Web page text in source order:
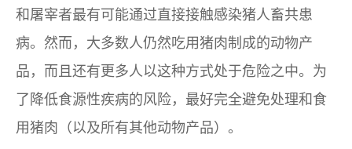
和屠宰者最有可能通过直接接触感染猪人畜共患
病。然而，大多数人仍然吃用猪肉制成的动物产
品，而且还有更多人以这种方式处于危险之中。为
了降低食源性疾病的风险，最好完全避免处理和食
用猪肉（以及所有其他动物产品）。